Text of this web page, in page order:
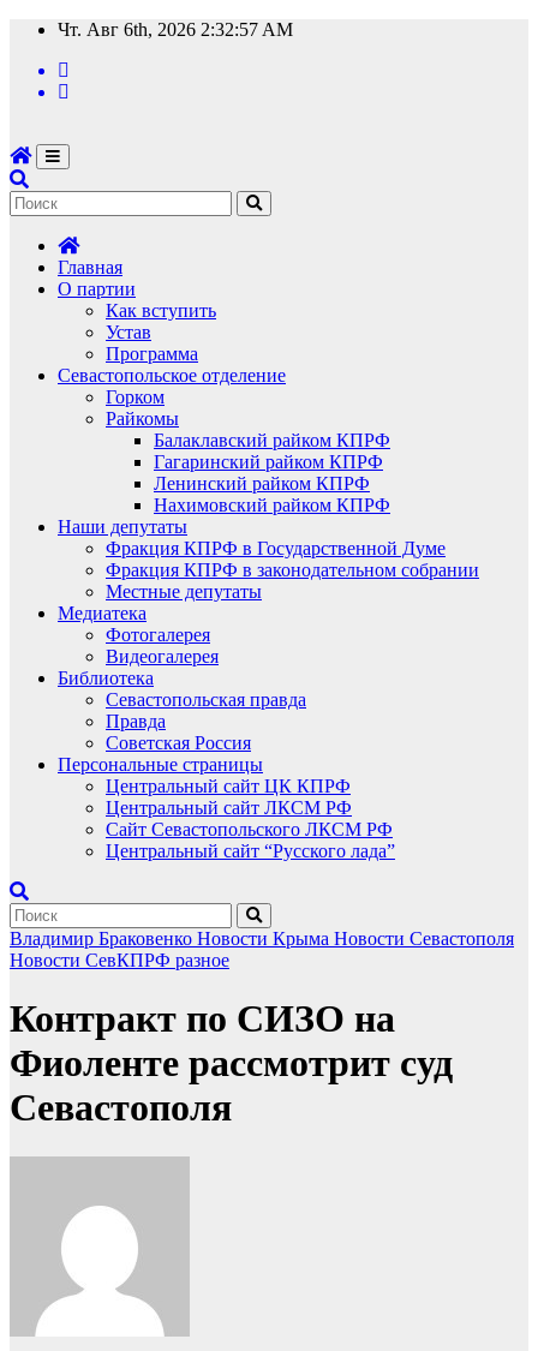
Перейти
содержимому
Чт. Авг 6th, 2026 2:32:58 AM
Главная
О партии
Как вступить
Устав
Программа
Севастопольское отделение
Горком
Райкомы
Балаклавский райком КПРФ
Гагаринский райком КПРФ
Ленинский райком КПРФ
Нахимовский райком КПРФ
Наши депутаты
Фракция КПРФ в Государственной Думе
Фракция КПРФ в законодательном собрании
Местные депутаты
Медиатека
Фотогалерея
Видеогалерея
Библиотека
Севастопольская правда
Правда
Советская Россия
Персональные страницы
Центральный сайт ЦК КПРФ
Центральный сайт ЛКСМ РФ
Сайт Севастопольского ЛКСМ РФ
Центральный сайт “Русского лада”
Владимир Браковенко Новости Крыма Новости Севастополя
Новости СевКПРФ разное
Контракт по СИЗО на
Фиоленте рассмотрит суд
Севастополя